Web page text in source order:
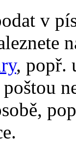
v
, popř.